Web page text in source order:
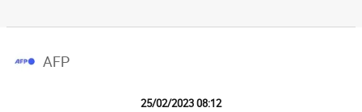
AFP
25/02/2023 08:12